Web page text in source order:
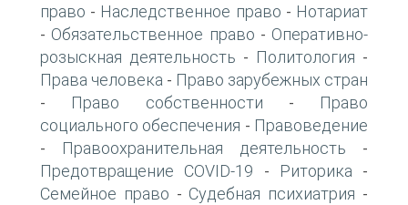
право - Наследственное право - Нотариат
- Обязательственное право - Оперативно-
розыскная деятельность - Политология -
Права человека - Право зарубежных стран
- Право собственности -
Право
социального обеспечения - Правоведение
- Правоохранительная деятельность -
Предотвращение COVID-19 - Риторика -
Семейное право - Судебная психиатрия -